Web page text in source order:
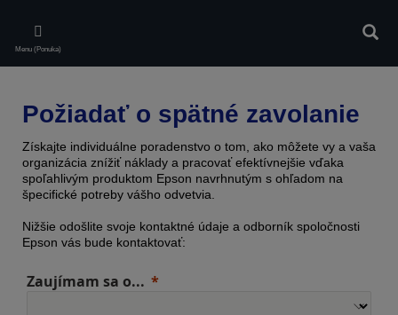
main
content
Menu (Ponuka)
Požiadať o spätné zavolanie
Získajte individuálne poradenstvo o tom, ako môžete vy a vaša
organizácia znížiť náklady a pracovať efektívnejšie vďaka
spoľahlivým produktom Epson navrhnutým s ohľadom na
špecifické potreby vášho odvetvia.
Nižšie odošlite svoje kontaktné údaje a odborník spoločnosti
Epson vás bude kontaktovať:
Zaujímam sa o...